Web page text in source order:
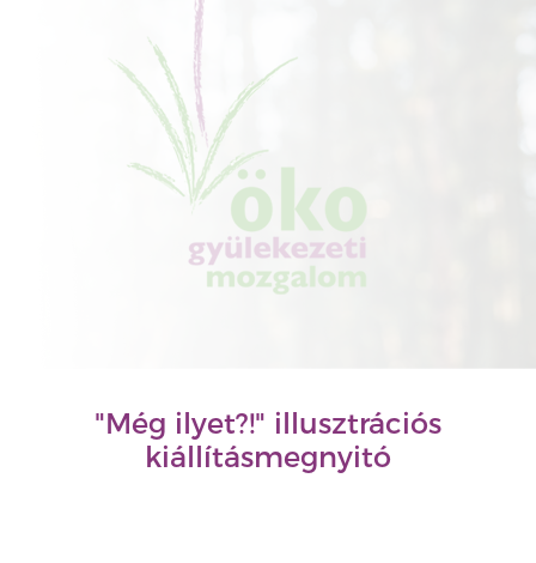
"Még ilyet?!" illusztrációs
kiállításmegnyitó